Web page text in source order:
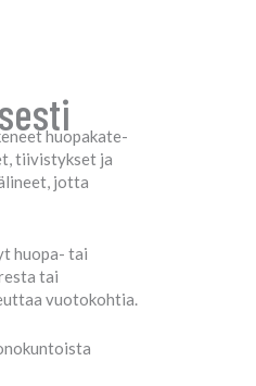
huopakate-
tiivistykset ja
jotta
huopa- tai
tai
vuotokohtia.